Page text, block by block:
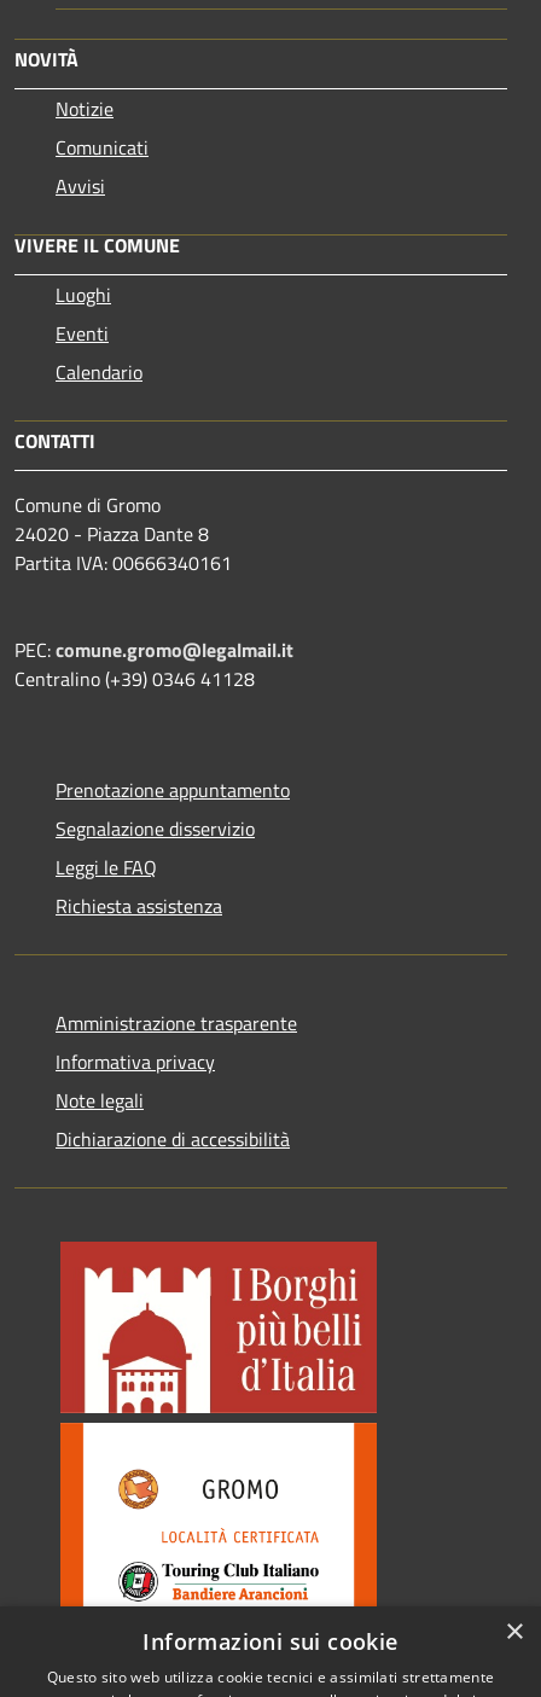
NOVITÀ
Notizie
Comunicati
Avvisi
VIVERE IL COMUNE
Luoghi
Eventi
Calendario
CONTATTI
Comune di Gromo
24020 - Piazza Dante 8
Partita IVA: 00666340161
PEC:comune.gromo@legalmail.it
Centralino (+39) 0346 41128
Prenotazione appuntamento
Segnalazione disservizio
Leggi le FAQ
Richiesta assistenza
Amministrazione trasparente
Informativa privacy
Note legali
Dichiarazione di accessibilità
×
Informazioni sui cookie
Questo sito web utilizza cookie tecnici e assimilati strettamente